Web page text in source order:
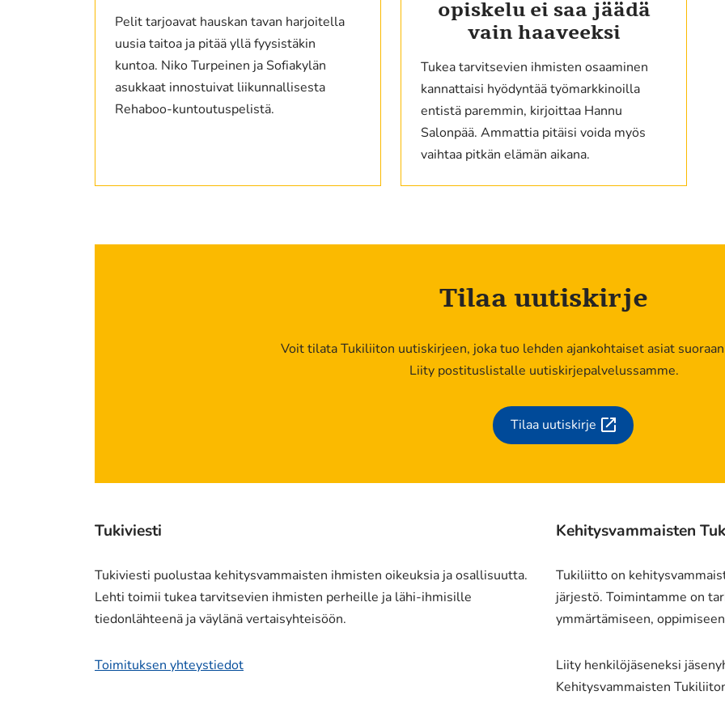
Pelit tarjoavat hauskan tavan harjoitella
uusia taitoa ja pitää yllä fyysistäkin
kuntoa. Niko Turpeinen ja Sofiakylän
asukkaat innostuivat liikunnallisesta
Rehaboo-kuntoutuspelistä.
opiskelu ei saa jäädä
vain haaveeksi
Tukea tarvitsevien ihmisten osaaminen
kannattaisi hyödyntää työmarkkinoilla
entistä paremmin, kirjoittaa Hannu
Salonpää. Ammattia pitäisi voida myös
vaihtaa pitkän elämän aikana.
Tilaa uutiskirje
Voit tilata Tukiliiton uutiskirjeen, joka tuo lehden ajankohtaiset asiat
Liity postituslistalle uutiskirjepalvelussamme.
Tilaa uutiskirje
(siirryt
Tukiviesti
Tukiviesti puolustaa kehitysvammaisten ihmisten oikeuksia ja osallisuutta.
Lehti toimii tukea tarvitsevien ihmisten perheille ja lähi-ihmisille
tiedonlähteenä ja väylänä vertaisyhteisöön.
Toimituksen yhteystiedot
Kehitysvammaisten
Tukiliitto on
järjestö. Toimintamme on
ymmärtämiseen,
Liity henkilöjäseneksi
Kehitysvammaisten